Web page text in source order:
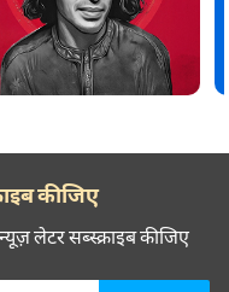
कीजिए
लेटर सब्स्क्राइब कीजिए